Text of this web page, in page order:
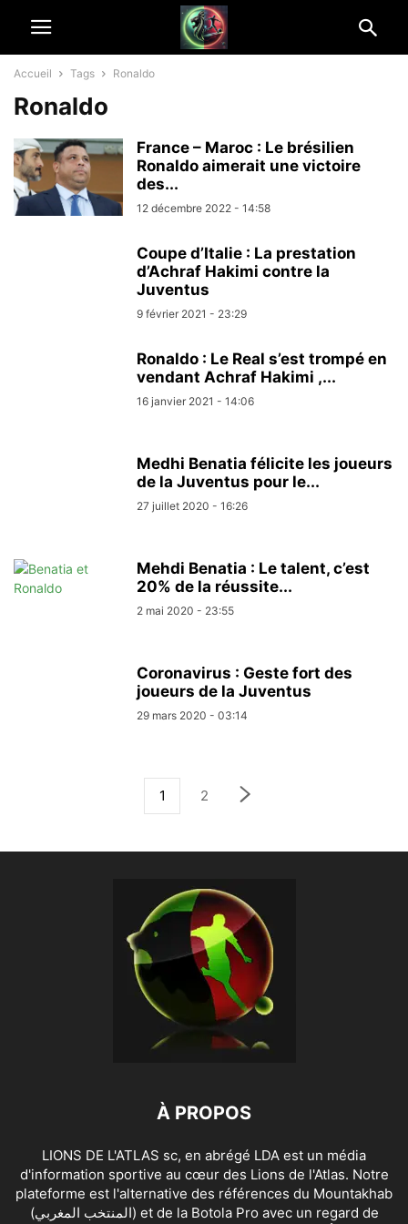
Accueil Tags Ronaldo
Ronaldo
France – Maroc : Le brésilien
Ronaldo aimerait une victoire
des...
12 décembre 2022 - 14:58
Coupe d’Italie : La prestation
d’Achraf Hakimi contre la
Juventus
9 février 2021 - 23:29
Ronaldo : Le Real s’est trompé en
vendant Achraf Hakimi ,...
16 janvier 2021 - 14:06
Medhi Benatia félicite les joueurs
de la Juventus pour le...
27 juillet 2020 - 16:26
Mehdi Benatia : Le talent, c’est
20% de la réussite...
2 mai 2020 - 23:55
Coronavirus : Geste fort des
joueurs de la Juventus
29 mars 2020 - 03:14
1 2
À PROPOS
LIONS DE L'ATLAS sc, en abrégé LDA est un média
d'information sportive au cœur des Lions de l'Atlas. Notre
plateforme est l'alternative des références du Mountakhab
(المنتخب المغربي) et de la Botola Pro avec un regard de